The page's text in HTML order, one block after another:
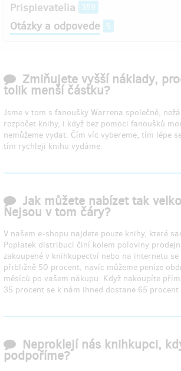
Prispievatelia 359
Otázky a odpovede 5
Zmiňujete vyšší náklady,
tolik menší částku?
Jsme v tom s fanoušky Warrena společně,
rozpočet knihy, i když bez pomoci fanoušků
nemůžeme vydat. Čím víc vybereme, tím lépe
tím rychleji knihu vydáme.
Jak můžete nabízet tak
Nejsou v tom čáry?
V našem e-shopu najdete pouze knihy, které
Poplatek distribuci činí kolem poloviny
zakoupené v knihkupectví nebo na internetu
přibližně 50 procent, navíc můžeme peníze
měsíců po vašem nákupu. Když nakoupíte
35 procent se k nám ihned dostane 65 procent
Neproklejí nás knihkupci,
podpoříme?